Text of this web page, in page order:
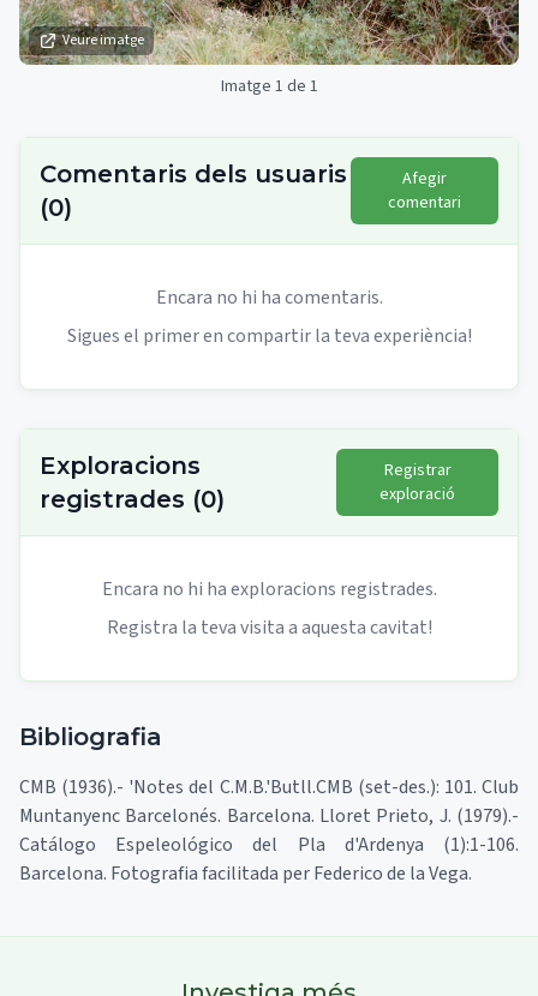
Veure imatge
Imatge 1 de 1
Comentaris dels usuaris
(0)
Afegir
comentari
Encara no hi ha comentaris.
Sigues el primer en compartir la teva experiència!
Exploracions
registrades (0)
Registrar
exploració
Encara no hi ha exploracions registrades.
Registra la teva visita a aquesta cavitat!
Bibliografia
CMB (1936).- 'Notes del C.M.B.'Butll.CMB (set-des.): 101. Club
Muntanyenc Barcelonés. Barcelona. Lloret Prieto, J. (1979).-
Catálogo Espeleológico del Pla d'Ardenya (1):1-106.
Barcelona. Fotografia facilitada per Federico de la Vega.